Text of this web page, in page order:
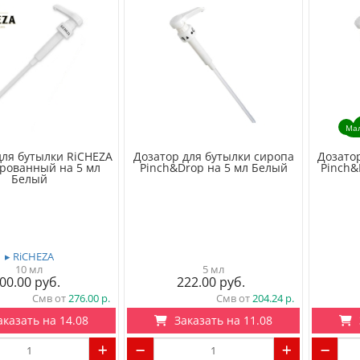
бутылки RiCHEZA
на 5 мл
Белый
▸ RiCHEZA
10 мл
Смв от276.00
на 14.08
Дозатор для бутылки сиропа
Pinch&Drop на 5 мл Белый
5 мл
222.00
Смв от204.24
Заказать на 11.08